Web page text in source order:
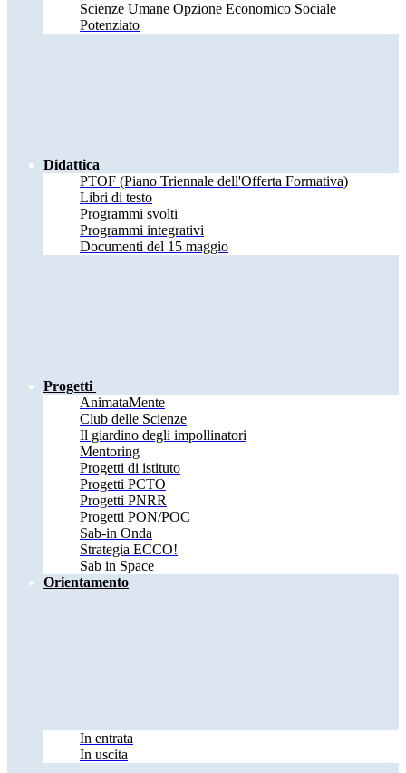
Scienze Umane Opzione Economico Sociale
Potenziato
Didattica
PTOF (Piano Triennale dell'Offerta Formativa)
Libri di testo
Programmi svolti
Programmi integrativi
Documenti del 15 maggio
Progetti
AnimataMente
Club delle Scienze
Il giardino degli impollinatori
Mentoring
Progetti di istituto
Progetti PCTO
Progetti PNRR
Progetti PON/POC
Sab-in Onda
Strategia ECCO!
Sab in Space
Orientamento
In entrata
In uscita